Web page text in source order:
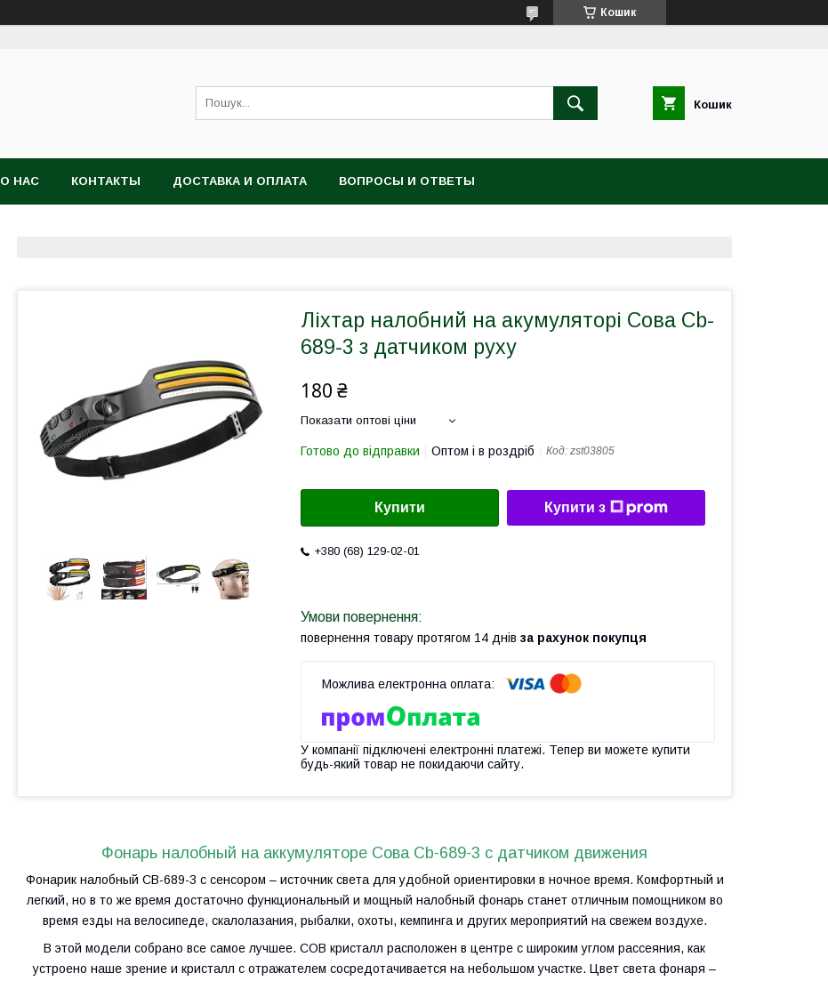
Кошик
Кошик
О НАС КОНТАКТЫ ДОСТАВКА И ОПЛАТА ВОПРОСЫ И ОТВЕТЫ
Ліхтар налобний на акумуляторі Сова Cb-
689-3 з датчиком руху
180 ₴
Показати оптові ціни
Готово до відправки Оптом і в роздріб Код: zst03805
Купити Купити з
+380 (68) 129-02-01
повернення товару протягом 14 днів за рахунок покупця
У компанії підключені електронні платежі. Тепер ви можете купити
будь-який товар не покидаючи сайту.
Фонарь налобный на аккумуляторе Сова Cb-689-3 с датчиком движения
Фонарик налобный CB-689-3 с сенсором – источник света для удобной ориентировки в ночное время. Комфортный и
легкий, но в то же время достаточно функциональный и мощный налобный фонарь станет отличным помощником во
время езды на велосипеде, скалолазания, рыбалки, охоты, кемпинга и других мероприятий на свежем воздухе.
В этой модели собрано все самое лучшее. COB кристалл расположен в центре с широким углом рассеяния, как
устроено наше зрение и кристалл с отражателем сосредотачивается на небольшом участке. Цвет света фонаря –